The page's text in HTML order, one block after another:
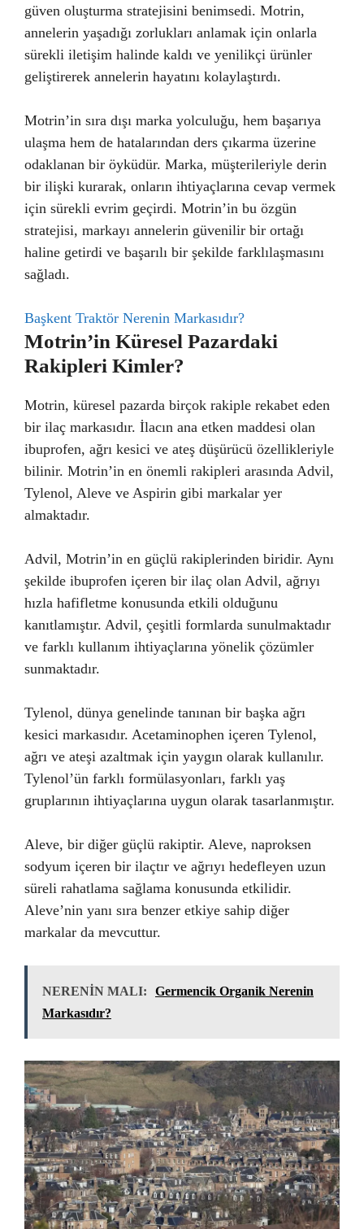
güven oluşturma stratejisini benimsedi. Motrin,
annelerin yaşadığı zorlukları anlamak için onlarla
sürekli iletişim halinde kaldı ve yenilikçi ürünler
geliştirerek annelerin hayatını kolaylaştırdı.
Motrin’in sıra dışı marka yolculuğu, hem başarıya
ulaşma hem de hatalarından ders çıkarma üzerine
odaklanan bir öyküdür. Marka, müşterileriyle derin
bir ilişki kurarak, onların ihtiyaçlarına cevap vermek
için sürekli evrim geçirdi. Motrin’in bu özgün
stratejisi, markayı annelerin güvenilir bir ortağı
haline getirdi ve başarılı bir şekilde farklılaşmasını
sağladı.
Başkent Traktör Nerenin Markasıdır?
Motrin’in Küresel Pazardaki
Rakipleri Kimler?
Motrin, küresel pazarda birçok rakiple rekabet eden
bir ilaç markasıdır. İlacın ana etken maddesi olan
ibuprofen, ağrı kesici ve ateş düşürücü özellikleriyle
bilinir. Motrin’in en önemli rakipleri arasında Advil,
Tylenol, Aleve ve Aspirin gibi markalar yer
almaktadır.
Advil, Motrin’in en güçlü rakiplerinden biridir. Aynı
şekilde ibuprofen içeren bir ilaç olan Advil, ağrıyı
hızla hafifletme konusunda etkili olduğunu
kanıtlamıştır. Advil, çeşitli formlarda sunulmaktadır
ve farklı kullanım ihtiyaçlarına yönelik çözümler
sunmaktadır.
Tylenol, dünya genelinde tanınan bir başka ağrı
kesici markasıdır. Acetaminophen içeren Tylenol,
ağrı ve ateşi azaltmak için yaygın olarak kullanılır.
Tylenol’ün farklı formülasyonları, farklı yaş
gruplarının ihtiyaçlarına uygun olarak tasarlanmıştır.
Aleve, bir diğer güçlü rakiptir. Aleve, naproksen
sodyum içeren bir ilaçtır ve ağrıyı hedefleyen uzun
süreli rahatlama sağlama konusunda etkilidir.
Aleve’nin yanı sıra benzer etkiye sahip diğer
markalar da mevcuttur.
NERENİN MALI:
Germencik Organik Nerenin
Markasıdır?